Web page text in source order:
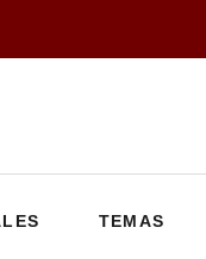
TEMAS